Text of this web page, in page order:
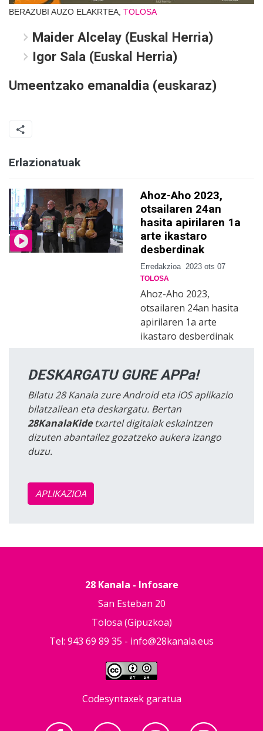
BERAZUBI AUZO ELAKRTEA, TOLOSA
Maider Alcelay (Euskal Herria)
Igor Sala (Euskal Herria)
Umeentzako emanaldia (euskaraz)
Erlazionatuak
Ahoz-Aho 2023,
otsailaren 24an
hasita apirilaren 1a
arte ikastaro
desberdinak
Erredakzioa 2023 ots 07
TOLOSA
Ahoz-Aho 2023,
otsailaren 24an hasita
apirilaren 1a arte
ikastaro desberdinak
DESKARGATU GURE APPa!
Bilatu 28 Kanala zure Android eta iOS aplikazio
bilatzailean eta deskargatu. Bertan
28KanalaKidetxartel digitalak eskaintzen
dizuten abantailez gozatzeko aukera izango
duzu.
APLIKAZIOA
28 Kanala - Infosare
San Esteban 20
Tolosa (Gipuzkoa)
Tel: 943 69 89 35 - info@28kanala.eus
Codesyntaxek garatua